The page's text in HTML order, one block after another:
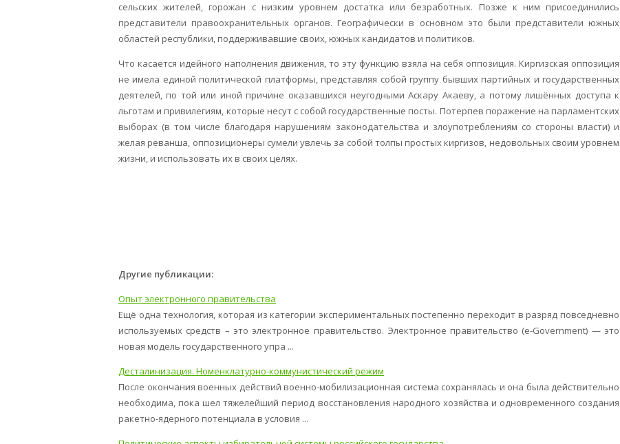
сельских жителей, горожан с низким уровнем достатка или безработных. Позже к ним присоединились
представители правоохранительных органов. Географически в основном это были представители южных
областей республики, поддерживавшие своих, южных кандидатов и политиков.
Что касается идейного наполнения движения, то эту функцию взяла на себя оппозиция. Киргизская оппозиция
не имела единой политической платформы, представляя собой группу бывших партийных и государственных
деятелей, по той или иной причине оказавшихся неугодными Аскару Акаеву, а потому лишённых доступа к
льготам и привилегиям, которые несут с собой государственные посты. Потерпев поражение на парламентских
выборах (в том числе благодаря нарушениям законодательства и злоупотреблениям со стороны власти) и
желая реванша, оппозиционеры сумели увлечь за собой толпы простых киргизов, недовольных своим уровнем
жизни, и использовать их в своих целях.
Другие публикации:
Опыт электронного правительства
Ещё одна технология, которая из категории экспериментальных постепенно переходит в разряд повседневно
используемых средств – это электронное правительство. Электронное правительство (e-Government) — это
новая модель государственного упра ...
Десталинизация. Номенклатурно-коммунистический режим
После окончания военных действий военно-мобилизационная система сохранялась и она была действительно
необходима, пока шел тяжелейший период восстановления народного хозяйства и одновременного создания
ракетно-ядерного потенциала в условия ...